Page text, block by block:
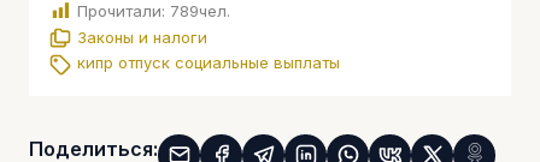
Прочитали: 789чел.
Законы и налоги
кипр отпуск социальные выплаты
Поделиться: